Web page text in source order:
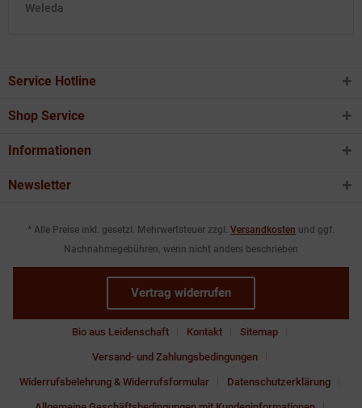
Weleda
Service Hotline
Shop Service
Informationen
Newsletter
* Alle Preise inkl. gesetzl. Mehrwertsteuer zzgl. Versandkosten und ggf.
Nachnahmegebühren, wenn nicht anders beschrieben
Vertrag widerrufen
Bio aus Leidenschaft Kontakt Sitemap
Versand- und Zahlungsbedingungen
Widerrufsbelehrung & Widerrufsformular Datenschutzerklärung